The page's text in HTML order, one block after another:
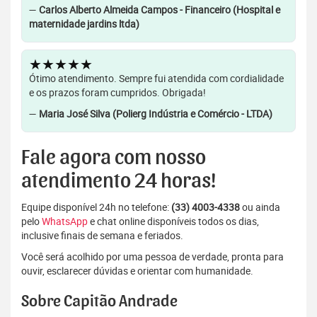
— Carlos Alberto Almeida Campos - Financeiro (Hospital e
maternidade jardins ltda)
★★★★★
Ótimo atendimento. Sempre fui atendida com cordialidade
e os prazos foram cumpridos. Obrigada!
— Maria José Silva (Polierg Indústria e Comércio - LTDA)
Fale agora com nosso
atendimento 24 horas!
Equipe disponível 24h no telefone: (33) 4003-4338ou ainda
peloWhatsAppe chat online disponíveis todos os dias,
inclusive finais de semana e feriados.
Você será acolhido por uma pessoa de verdade, pronta para
ouvir, esclarecer dúvidas e orientar com humanidade.
Sobre Capitão Andrade